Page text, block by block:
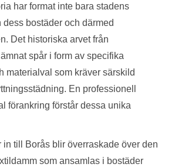
har format inte bara stadens
dess bostäder och därmed
Det historiska arvet från
spår i form av specifika
materialval som kräver särskild
En professionell
förankring förstår dessa unika
in till Borås blir överraskade över den
som ansamlas i bostäder